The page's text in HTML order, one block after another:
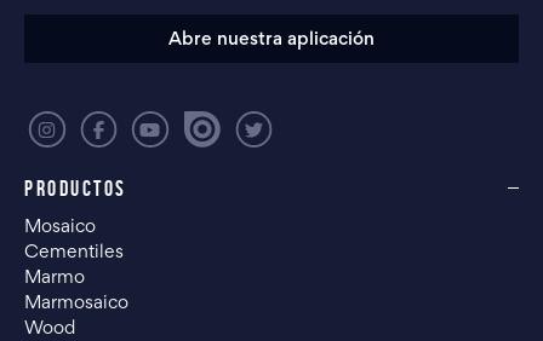
PRODUCTOS
Mosaico
Cementiles
Marmo
Marmosaico
Wood
Abre nuestra aplicación